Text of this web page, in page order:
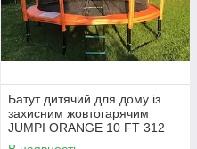
Батут дитячий для дому із
захисним жовтогарячим
JUMPI ORANGE 10 FT 312
см. + подарунок!